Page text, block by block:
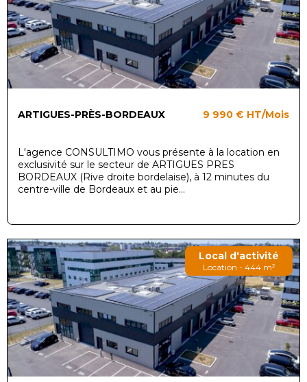
ARTIGUES-PRÈS-BORDEAUX 9 990 € HT/Mois
L'agence CONSULTIMO vous présente à la location en
exclusivité sur le secteur de ARTIGUES PRES
BORDEAUX (Rive droite bordelaise), à 12 minutes du
centre-ville de Bordeaux et au pie...
Local d'activité
Location - 444 m²